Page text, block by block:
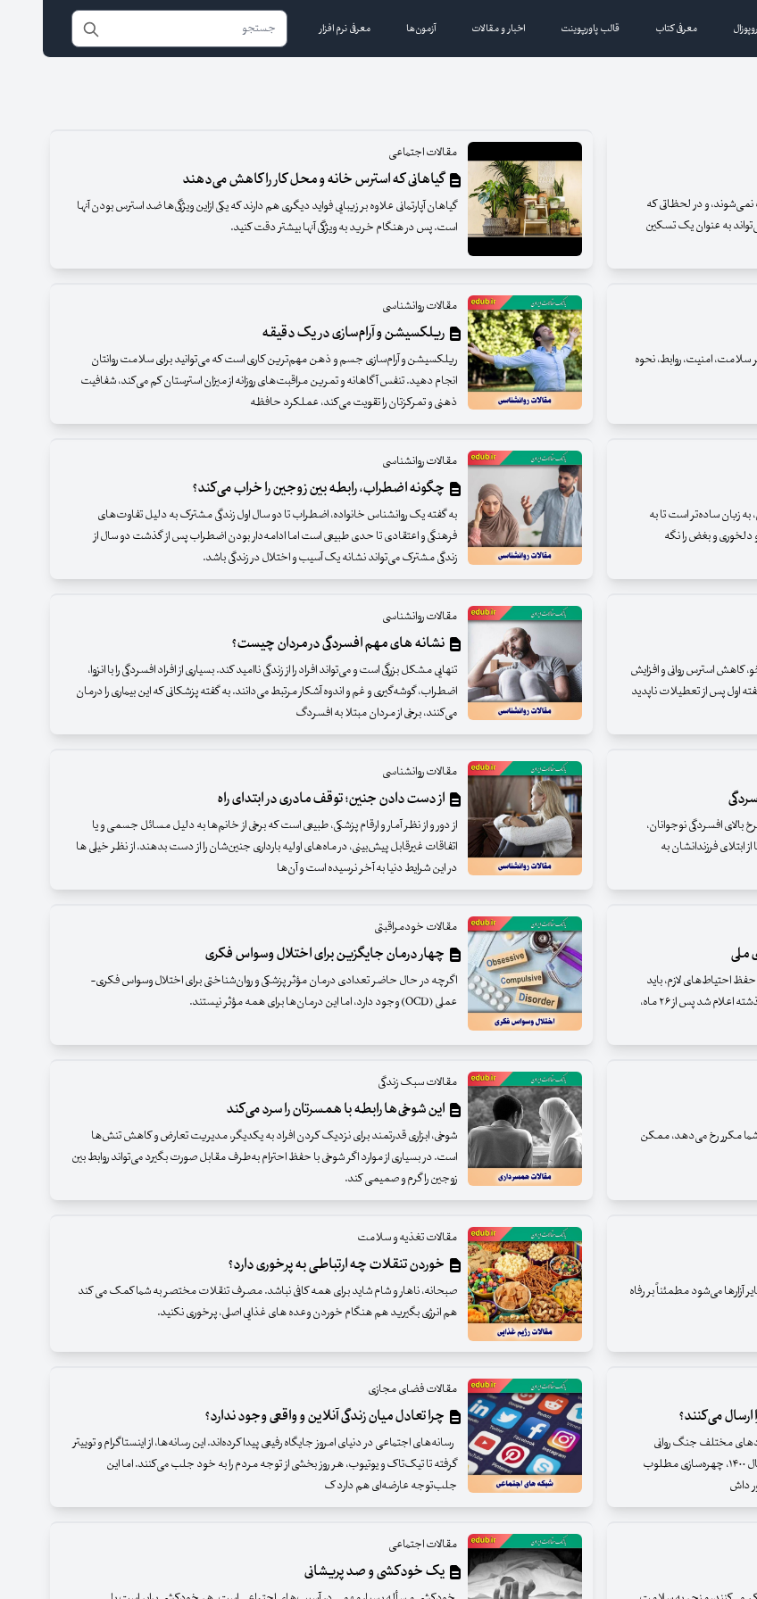
معرفی کتاب قالب پاورپوینت اخبار و مقالات آزمون‌ها معرفی نرم افزار
و در لحظاتی که
به عنوان یک تسکین
مقالات اجتماعی
گیاهانی که استرس خانه و محل کار را کاهش می‌دهند
گیاهان آپارتمانی علاوه بر زیبایی فواید دیگری هم دارند که یکی ازاین ویژگی‌ها ضد استرس بودن آنها
است. پس در هنگام خرید به ویژگی آنها بیشتر دقت کنید.
سلامت، امنیت، روابط، نحوه
مقالات روانشناسی
ریلکسیشن و آرام‌سازی در یک دقیقه
ریلکسیشن و آرام‌سازی جسم و ذهن مهم‌ترین کاری است که می‌توانید برای سلامت روانتان
انجام دهید. تنفس آگاهانه و تمرین مراقبت‌های روزانه از میزان استرستان کم می‌کند، شفافیت
ذهنی‌ و تمرکزتان را تقویت می‌کند، عملکرد حافظه
زبان ساده‌تر است تا به
و بغض را نگه
مقالات روانشناسی
چگونه اضطراب، رابطه بین زوجین را خراب می‌کند؟
به گفته یک روانشناس خانواده، اضطراب تا دو سال اول زندگی مشترک به دلیل تفاوت‌های
فرهنگی و اعتقادی تا حدی طبیعی است اما ادامه‌دار بودن اضطراب پس از گذشت دو سال از
زندگی مشترک می‌تواند نشانه یک آسیب و اختلال در زندگی باشد.
کاهش استرس روانی و افزایش
اول پس از تعطیلات ناپدید
مقالات روانشناسی
نشانه های مهم افسردگی در مردان چیست؟
تنهایی مشکل بزرگی است و می‌تواند افراد را از زندگی ناامید کند. بسیاری از افراد افسردگی را با انزوا،
اضطراب، گوشه‌گیری و غم و اندوه آشکار مرتبط می‌دانند. به گفته پزشکانی که این بیماری را درمان
می‌کنند، برخی از مردان مبتلا به افسردگ
بالای افسردگی نوجوانان،
ابتلای فرزندانشان به
مقالات روانشناسی
از دست دادن جنین؛ توقف مادری در ابتدای راه
از دور و از نظر آمار و ارقام پزشکی، طبیعی است که برخی از خانم‌ها به دلیل مسائل جسمی و یا
اتفاقات غیرقابل پیش‌بینی، در ماه‌های اولیه بارداری جنین‌شان را از دست بدهند. از نظر خیلی ها
در این شرایط دنیا به آخر نرسیده است و آن‌ها
ملی
احتیاط‌های لازم، باید
برای دوران بعد از کووید-۱۹ و سویه‌هایش آماده شد. به ویژه که گذشته اعلام شد پس از ۲۶ ماه،
مقالات خودمراقبتی
چهار درمان جایگزین برای اختلال وسواس فکری
اگرچه در حال حاضر تعدادی درمان مؤثر پزشکی و روان‌شناختی برای اختلال وسواس فکری-
عملی (OCD) وجود دارد، اما این درمان‌ها برای همه مؤثر نیستند.
شما مکرر رخ می‌دهد، ممکن
مقالات سبک زندگی
این شوخی‌ها رابطه با همسرتان را سرد می‌کند
شوخی، ابزاری قدرتمند برای نزدیک کردن افراد به یکدیگر، مدیریت تعارض و کاهش تنش‌ها
است. در بسیاری از موارد اگر شوخی با حفظ احترام به‌طرف مقابل صورت بگیرد می‌تواند روابط بین
زوجین را گرم و صمیمی کند.
می‌شود مطمئناً بر رفاه
مقالات تغذیه و سلامت
خوردن تنقلات چه ارتباطی به پرخوری دارد؟
صبحانه، ناهار و شام شاید برای همه کافی نباشد. مصرف تنقلات مختصر به شما کمک می کند
هم انرژی بگیرید هم هنگام خوردن وعده های غذایی اصلی، پرخوری نکنید.
می‌کنند؟
مختلف جنگ روانی
هدفمند تلاش کردند، در خلال تحولات سیاسی- اجتماعی در سال ۱۴۰۰، چهره‌سازی مطلوب
داش
مقالات فضای مجازی
چرا تعادل میان زندگی آنلاین و واقعی وجود ندارد؟
رسانه‌های اجتماعی در دنیای امروز جایگاه رفیعی پیدا کرده‌اند. این رسانه‌ها، از اینستاگرام و توییتر
گرفته تا تیک‌تاک و یوتیوب، هر روز بخشی از توجه مردم را به خود جلب می‌کنند. اما این
جلب‌توجه عارضه‌ای هم دارد ک
مقالات اجتماعی
یک خودکشی و صد پریشانی